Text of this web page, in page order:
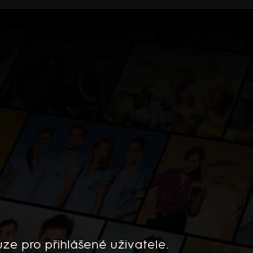
pro přihlášené uživatele.